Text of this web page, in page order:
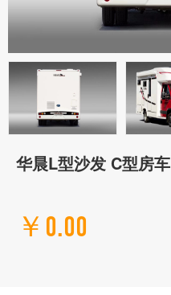
华晨L型沙发 C型房车
￥0.00